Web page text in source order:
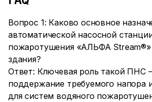
Вопрос 1: Каково основное
автоматической насосной
пожаротушения «АЛЬФА
здания?
Ответ: Ключевая роль такой ПНС
поддержание требуемого напора
для систем водяного